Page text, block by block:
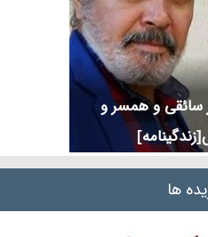
سائقی و همسر و
ها